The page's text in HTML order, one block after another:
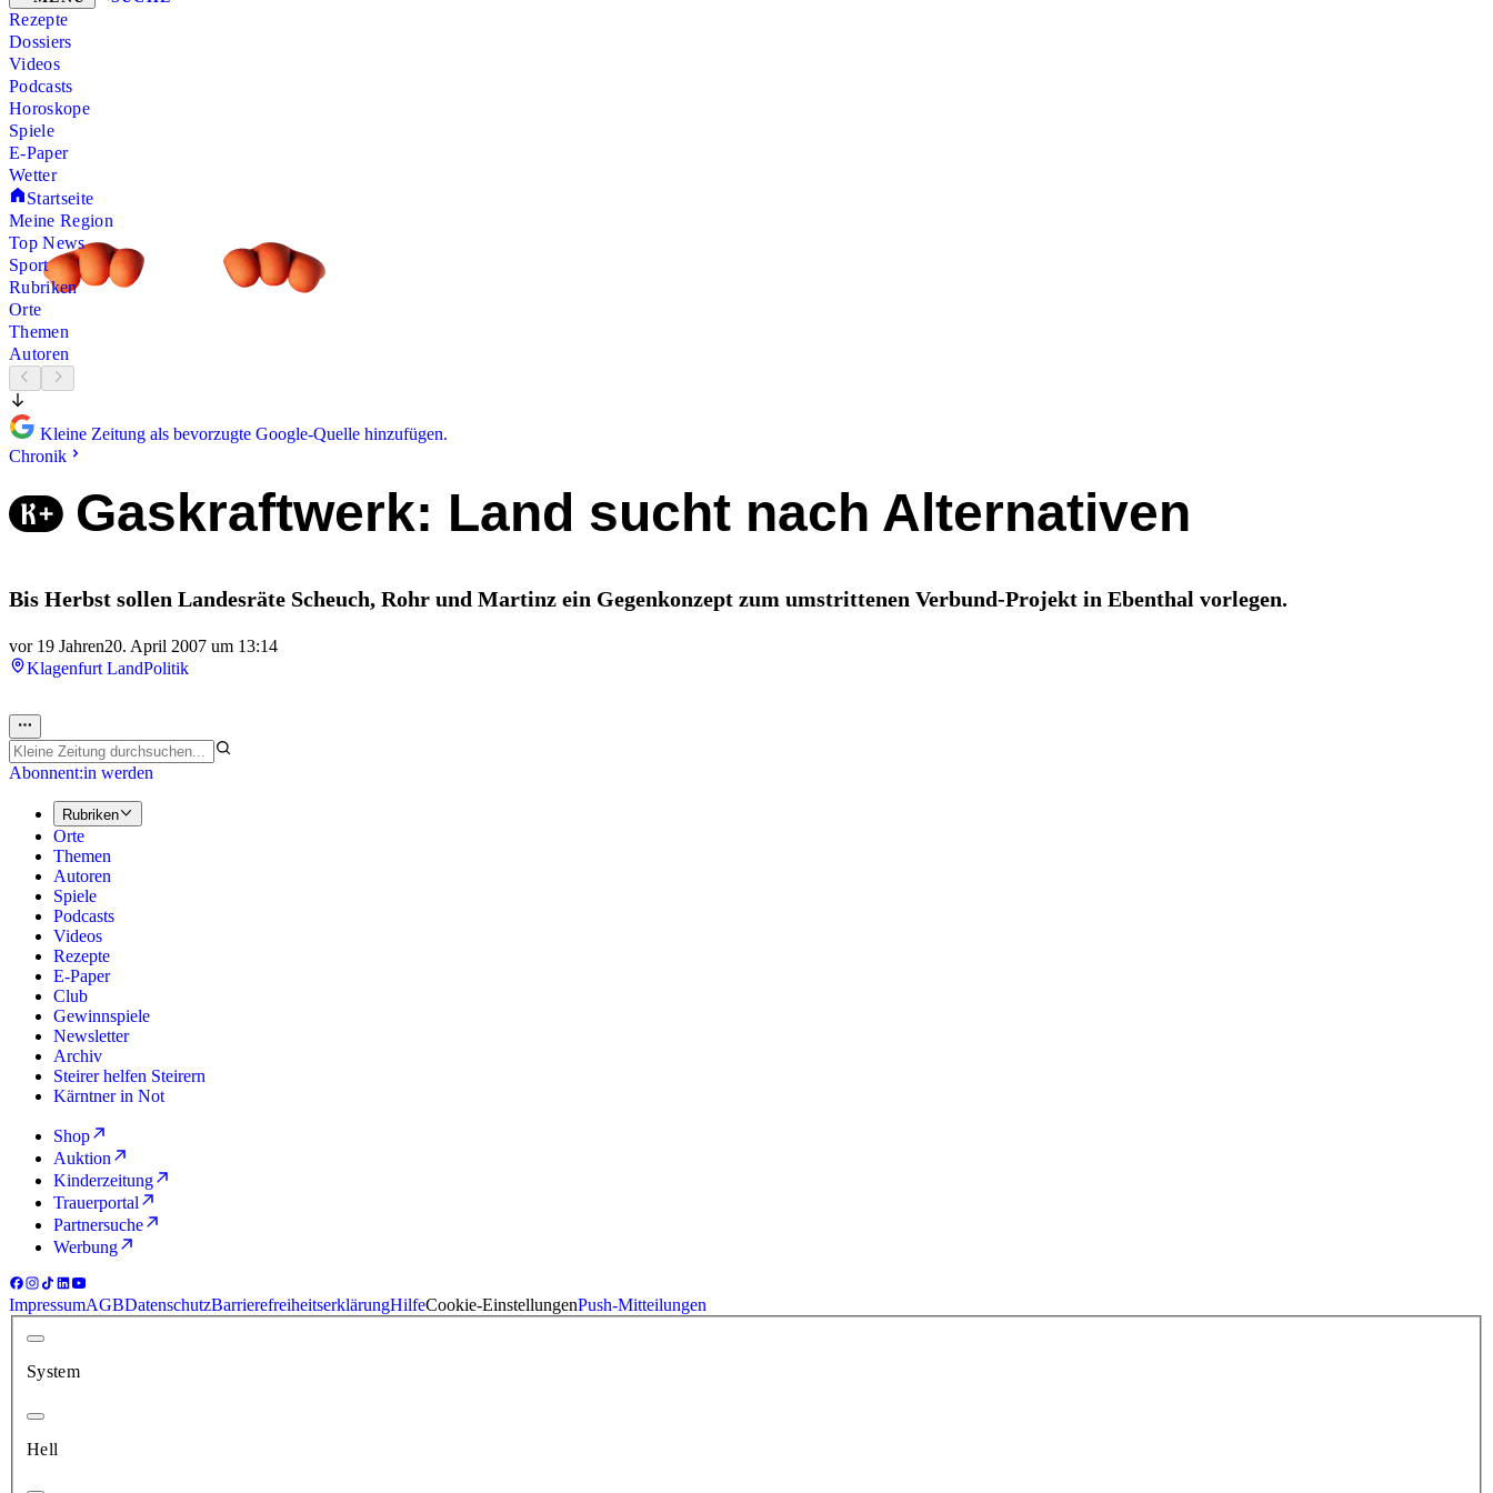
Rezepte
Dossiers
Videos
Podcasts
Horoskope
Spiele
E-Paper
Wetter
Startseite
Meine Region
Top News
Sport
Rubriken
Orte
Themen
Autoren
Kleine Zeitung als bevorzugte Google-Quelle hinzufügen.
Chronik
Gaskraftwerk: Land sucht nach Alternativen
Bis Herbst sollen Landesräte Scheuch, Rohr und Martinz ein Gegenkonzept zum umstrittenen Verbund-Projekt in Ebenthal vorlegen.
vor 19 Jahren20. April 2007 um 13:14
Klagenfurt LandPolitik
Abonnent:in werden
Rubriken
Orte
Themen
Autoren
Spiele
Podcasts
Videos
Rezepte
E-Paper
Club
Gewinnspiele
Newsletter
Archiv
Steirer helfen Steirern
Kärntner in Not
Shop
Auktion
Kinderzeitung
Trauerportal
Partnersuche
Werbung
ImpressumAGBDatenschutzBarrierefreiheitserklärungHilfeCookie-EinstellungenPush-Mitteilungen
System
Hell